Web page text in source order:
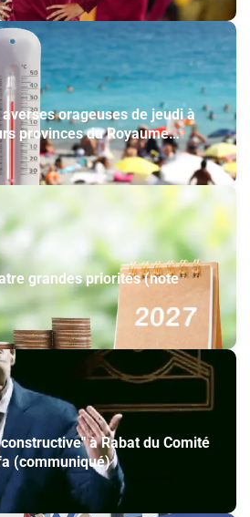
orageuses de jeudi à
provinces du Royaume
grandes priorités (note
à Rabat du Comité
(communiqué)